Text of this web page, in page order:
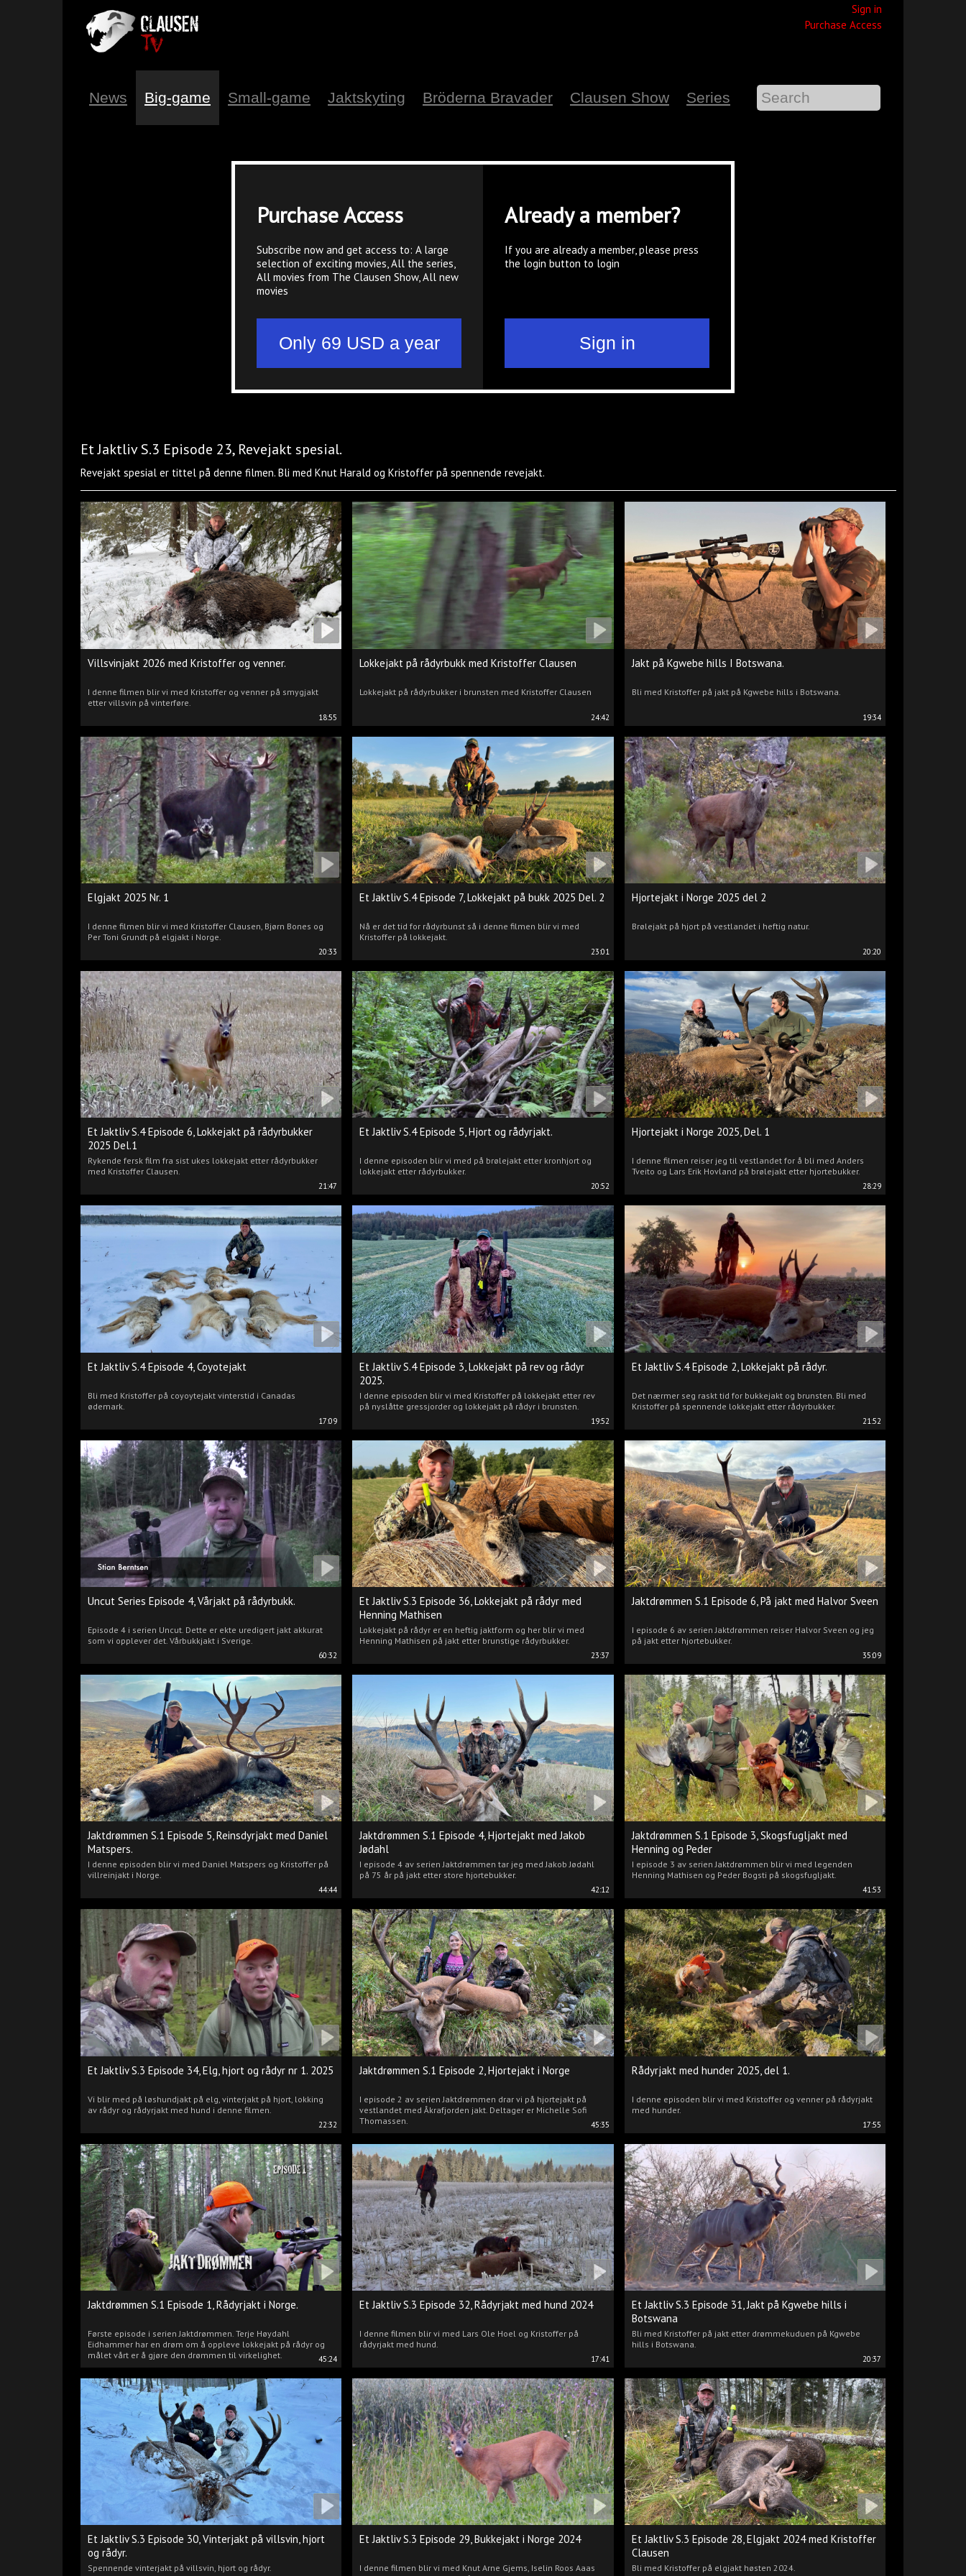
Sign in
Purchase Access
News Big-game Small-game Jaktskyting Bröderna Bravader Clausen Show Series
Purchase Access
Subscribe now and get access to: A large
selection of exciting movies, All the series,
All movies from The Clausen Show, All new
movies
Already a member?
If you are already a member, please press
the login button to login
Et Jaktliv S.3 Episode 23, Revejakt spesial.
Revejakt spesial er tittel på denne filmen. Bli med Knut Harald og Kristoffer på spennende revejakt.
18:55
Villsvinjakt 2026 med Kristoffer og venner.
I denne filmen blir vi med Kristoffer og venner på smygjakt
etter villsvin på vinterføre.
24:42
Lokkejakt på rådyrbukk med Kristoffer Clausen
Lokkejakt på rådyrbukker i brunsten med Kristoffer Clausen
19:34
Jakt på Kgwebe hills I Botswana.
Bli med Kristoffer på jakt på Kgwebe hills i Botswana.
20:33
Elgjakt 2025 Nr. 1
I denne filmen blir vi med Kristoffer Clausen, Bjørn Bones og
Per Toni Grundt på elgjakt i Norge.
23:01
Et Jaktliv S.4 Episode 7, Lokkejakt på bukk 2025 Del. 2
Nå er det tid for rådyrbunst så i denne filmen blir vi med
Kristoffer på lokkejakt.
20:20
Hjortejakt i Norge 2025 del 2
Brølejakt på hjort på vestlandet i heftig natur.
21:47
Et Jaktliv S.4 Episode 6, Lokkejakt på rådyrbukker
2025 Del.1
Rykende fersk film fra sist ukes lokkejakt etter rådyrbukker
med Kristoffer Clausen.
20:52
Et Jaktliv S.4 Episode 5, Hjort og rådyrjakt.
I denne episoden blir vi med på brølejakt etter kronhjort og
lokkejakt etter rådyrbukker.
28:29
Hjortejakt i Norge 2025, Del. 1
I denne filmen reiser jeg til vestlandet for å bli med Anders
Tveito og Lars Erik Hovland på brølejakt etter hjortebukker.
17:09
Et Jaktliv S.4 Episode 4, Coyotejakt
Bli med Kristoffer på coyoytejakt vinterstid i Canadas
ødemark.
19:52
Et Jaktliv S.4 Episode 3, Lokkejakt på rev og rådyr
2025.
I denne episoden blir vi med Kristoffer på lokkejakt etter rev
på nyslåtte gressjorder og lokkejakt på rådyr i brunsten.
21:52
Et Jaktliv S.4 Episode 2, Lokkejakt på rådyr.
Det nærmer seg raskt tid for bukkejakt og brunsten. Bli med
Kristoffer på spennende lokkejakt etter rådyrbukker.
60:32
Uncut Series Episode 4, Vårjakt på rådyrbukk.
Episode 4 i serien Uncut. Dette er ekte uredigert jakt akkurat
som vi opplever det. Vårbukkjakt i Sverige.
23:37
Et Jaktliv S.3 Episode 36, Lokkejakt på rådyr med
Henning Mathisen
Lokkejakt på rådyr er en heftig jaktform og her blir vi med
Henning Mathisen på jakt etter brunstige rådyrbukker.
35:09
Jaktdrømmen S.1 Episode 6, På jakt med Halvor Sveen
I episode 6 av serien Jaktdrømmen reiser Halvor Sveen og jeg
på jakt etter hjortebukker.
44:44
Jaktdrømmen S.1 Episode 5, Reinsdyrjakt med Daniel
Matspers.
I denne episoden blir vi med Daniel Matspers og Kristoffer på
villreinjakt i Norge.
42:12
Jaktdrømmen S.1 Episode 4, Hjortejakt med Jakob
Jødahl
I episode 4 av serien Jaktdrømmen tar jeg med Jakob Jødahl
på 75 år på jakt etter store hjortebukker.
41:53
Jaktdrømmen S.1 Episode 3, Skogsfugljakt med
Henning og Peder
I episode 3 av serien Jaktdrømmen blir vi med legenden
Henning Mathisen og Peder Bogsti på skogsfugljakt.
22:32
Et Jaktliv S.3 Episode 34, Elg, hjort og rådyr nr 1. 2025
Vi blir med på løshundjakt på elg, vinterjakt på hjort, lokking
av rådyr og rådyrjakt med hund i denne filmen.
45:35
Jaktdrømmen S.1 Episode 2, Hjortejakt i Norge
I episode 2 av serien Jaktdrømmen drar vi på hjortejakt på
vestlandet med Åkrafjorden jakt. Deltager er Michelle Sofi
Thomassen.
17:55
Rådyrjakt med hunder 2025, del 1.
I denne episoden blir vi med Kristoffer og venner på rådyrjakt
med hunder.
45:24
Jaktdrømmen S.1 Episode 1, Rådyrjakt i Norge.
Første episode i serien Jaktdrømmen. Terje Høydahl
Eidhammer har en drøm om å oppleve lokkejakt på rådyr og
målet vårt er å gjøre den drømmen til virkelighet.
17:41
Et Jaktliv S.3 Episode 32, Rådyrjakt med hund 2024
I denne filmen blir vi med Lars Ole Hoel og Kristoffer på
rådyrjakt med hund.
20:37
Et Jaktliv S.3 Episode 31, Jakt på Kgwebe hills i
Botswana
Bli med Kristoffer på jakt etter drømmekuduen på Kgwebe
hills i Botswana.
Et Jaktliv S.3 Episode 30, Vinterjakt på villsvin, hjort
og rådyr.
Spennende vinterjakt på villsvin, hjort og rådyr.
Et Jaktliv S.3 Episode 29, Bukkejakt i Norge 2024
I denne filmen blir vi med Knut Arne Gjems, Iselin Roos Aaas
Et Jaktliv S.3 Episode 28, Elgjakt 2024 med Kristoffer
Clausen
Bli med Kristoffer på elgjakt høsten 2024.